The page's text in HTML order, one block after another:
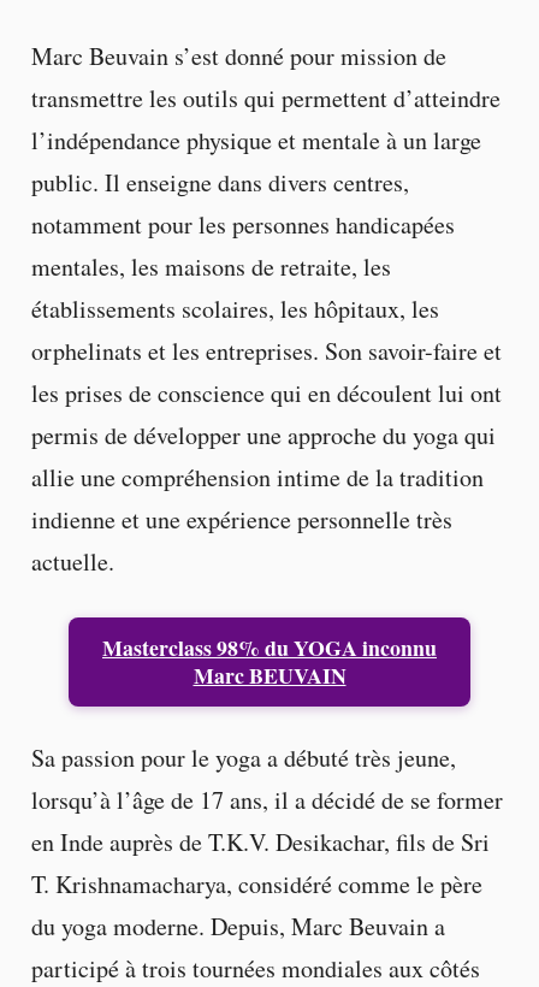
Marc Beuvain s’est donné pour mission de
transmettre les outils qui permettent d’atteindre
l’indépendance physique et mentale à un large
public. Il enseigne dans divers centres,
notamment pour les personnes handicapées
mentales, les maisons de retraite, les
établissements scolaires, les hôpitaux, les
orphelinats et les entreprises. Son savoir-faire et
les prises de conscience qui en découlent lui ont
permis de développer une approche du yoga qui
allie une compréhension intime de la tradition
indienne et une expérience personnelle très
actuelle.
Masterclass 98% du YOGA inconnu
Marc BEUVAIN
Sa passion pour le yoga a débuté très jeune,
lorsqu’à l’âge de 17 ans, il a décidé de se former
en Inde auprès de T.K.V. Desikachar, fils de Sri
T. Krishnamacharya, considéré comme le père
du yoga moderne. Depuis, Marc Beuvain a
participé à trois tournées mondiales aux côtés